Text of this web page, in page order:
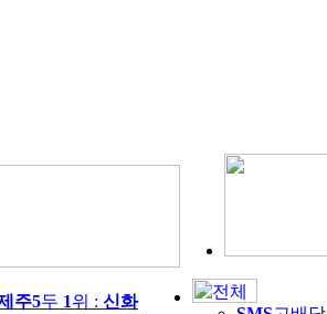
주5두 1위 : 신화